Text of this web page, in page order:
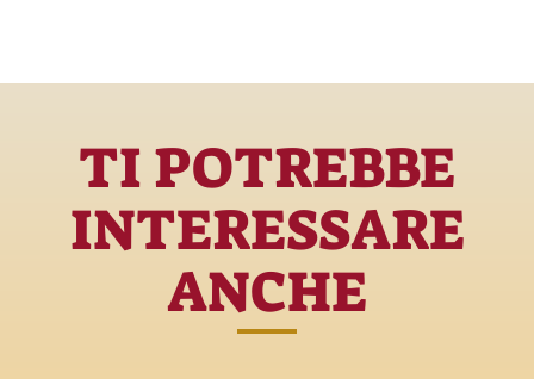
TI POTREBBE
INTERESSARE
ANCHE